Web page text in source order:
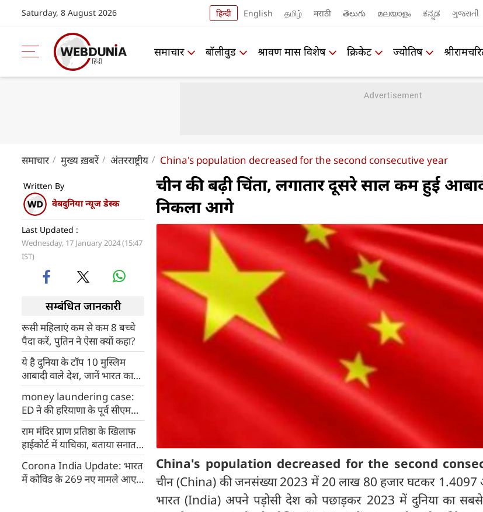
Saturday, 8 August 2026 हिन्दी English தமிழ் मराठी తెలుగు മലയാളം ಕನ್ನಡ ગુજરાતી
समाचार बॉलीवुड श्रावण मास विशेष क्रिकेट ज्योतिष
समाचार मुख्य ख़बरें अंतरराष्ट्रीय China's population decreased for the second consecutive year
Written By
वेबदुनिया न्यूज डेस्क
Last Updated :
Wednesday, 17 January 2024 (15:47
IST)
सम्बंधित जानकारी
रूसी महिलाएं कम से कम 8 बच्चे
पैदा करें, पुतिन ने ऐसा क्यों कहा?
ये है दुनिया के टॉप 10 मुस्लिम
आबादी वाले देश, जानें भारत का
नंबर कौन सा?
money laundering case:
ED ने की हरियाणा के पूर्व सीएम
हुड्डा से पूछताछ
राम मंदिर प्राण प्रतिष्ठा के खिलाफ
हाईकोर्ट में याचिका, बताया सनातन
परंपरा के खिलाफ
Corona India Update: भारत
में कोविड के 269 नए मामले आए
चीन की बढ़ी चिंता, लगातार दूसरे साल कम हुई
निकला आगे
China's population decreased for the second
चीन (China) की जनसंख्या 2023 में 20 लाख 80 हजार घटकर
भारत (India) अपने पड़ोसी देश को पछाड़कर 2023 में दुनिया का